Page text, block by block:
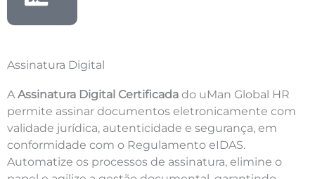
Assinatura Digital
AAssinatura Digital Certificada do uMan Global HR
permite assinar documentos eletronicamente com
validade jurídica, autenticidade e segurança, em
conformidade com o Regulamento eIDAS.
Automatize os processos de assinatura, elimine o